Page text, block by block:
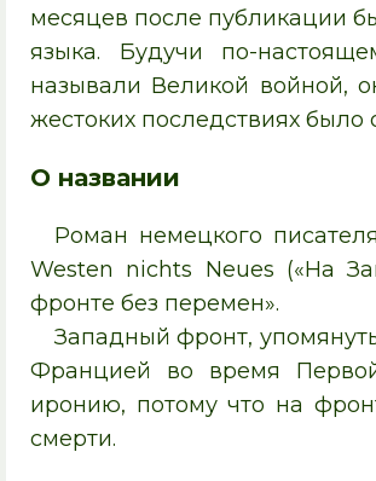
месяцев после публикации
языка. Будучи по-
называли Великой войной,
жестоких последствиях было
О названии
Роман немецкого
Westen nichts Neues («На
фронте без перемен».
Западный фронт,
Францией во время
иронию, потому что на
смерти.